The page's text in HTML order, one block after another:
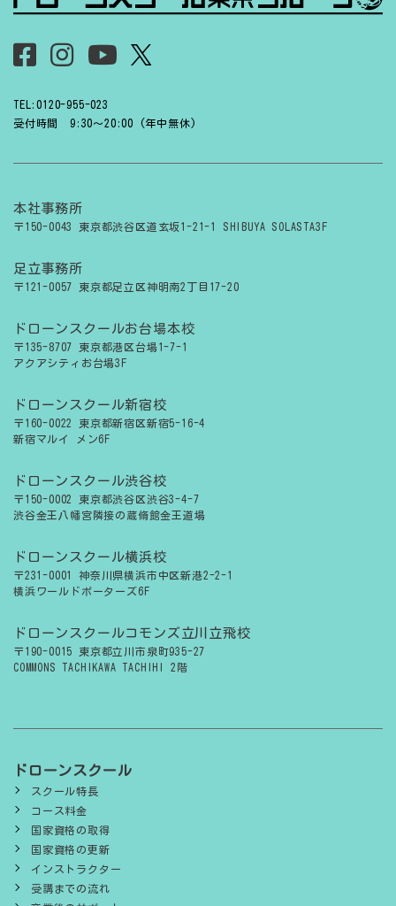
TEL:0120-955-023
受付時間 9:30〜20:00 (年中無休)
本社事務所
〒150-0043 東京都渋谷区道玄坂1-21-1 SHIBUYA SOLASTA3F
足立事務所
〒121-0057 東京都足立区神明南2丁目17-20
ドローンスクールお台場本校
〒135-8707 東京都港区台場1-7-1
アクアシティお台場3F
ドローンスクール新宿校
〒160-0022 東京都新宿区新宿5-16-4
新宿マルイ メン6F
ドローンスクール渋谷校
〒150-0002 東京都渋谷区渋谷3-4-7
渋谷金王八幡宮隣接の蔵脩館金王道場
ドローンスクール横浜校
〒231-0001 神奈川県横浜市中区新港2-2-1
横浜ワールドポーターズ6F
ドローンスクールコモンズ立川立飛校
〒190-0015 東京都立川市泉町935-27
COMMONS TACHIKAWA TACHIHI 2階
ドローンスクール
スクール特長
コース料金
国家資格の取得
国家資格の更新
インストラクター
受講までの流れ